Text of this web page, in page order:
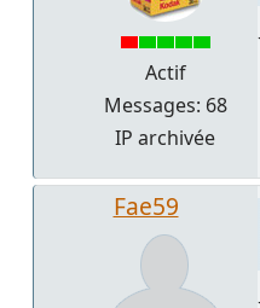
Actif
Messages: 68
IP archivée
Fae59